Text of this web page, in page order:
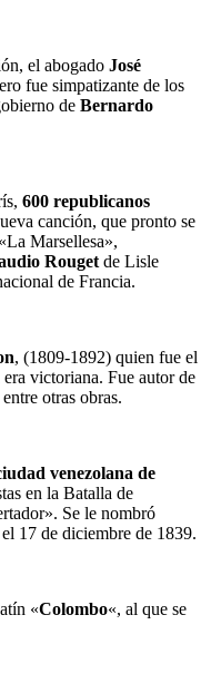
el abogado José
fue simpatizante de los
de Bernardo
600 republicanos
canción, que pronto se
Marsellesa»,
Rouget de Lisle
de Francia.
, (1809-1892) quien fue el
victoriana. Fue autor de
otras obras.
venezolana de
en la Batalla de
Se le nombró
17 de diciembre de 1839.
«Colombo«, al que se